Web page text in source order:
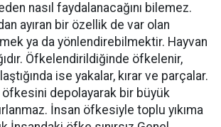
nasıl faydalanacağını bilemez.
ayıran bir özellik de var olan
ya da yönlendirebilmektir. Hayvan
Öfkelendirildiğinde öfkelenir,
ise yakalar, kırar ve parçalar.
öfkesini depolayarak bir büyük
İnsan öfkesiyle toplu yıkıma